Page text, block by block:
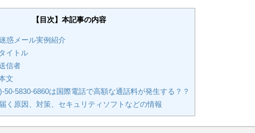
【目次】本記事の内容
惑メール実例紹介
イトル
信者
文
50-5830-6860は国際電話で高額な通話料が発生する？？
く原因、対策、セキュリティソフトなどの情報